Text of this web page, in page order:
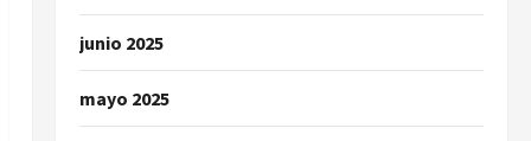
junio 2025
mayo 2025